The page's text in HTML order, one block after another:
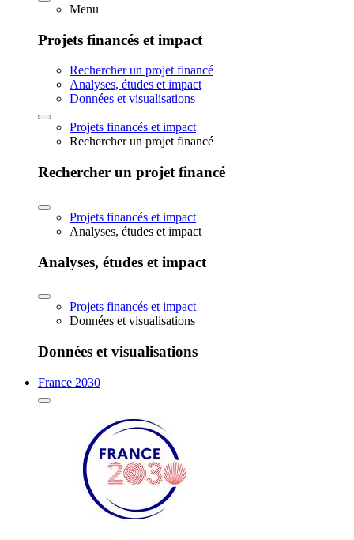
Menu
Projets financés et impact
Rechercher un projet financé
Analyses, études et impact
Données et visualisations
Projets financés et impact
Rechercher un projet financé
Rechercher un projet financé
Projets financés et impact
Analyses, études et impact
Analyses, études et impact
Projets financés et impact
Données et visualisations
Données et visualisations
France 2030